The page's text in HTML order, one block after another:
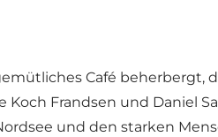
Café
Frandsen und Daniel
und den starken